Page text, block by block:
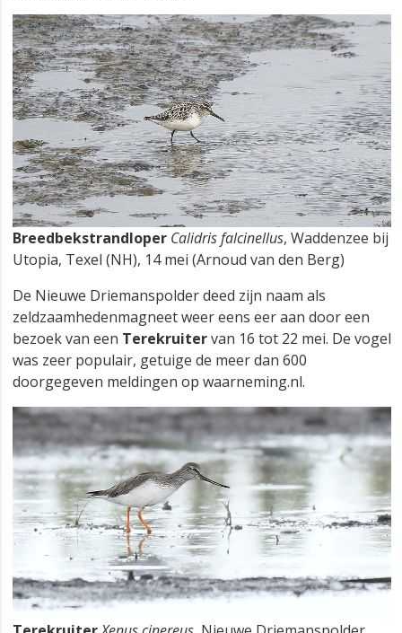
Breedbekstrandloper Calidris falcinellus, Waddenzee bij
Utopia, Texel (NH), 14 mei (Arnoud van den Berg)
De Nieuwe Driemanspolder deed zijn naam als
zeldzaamhedenmagneet weer eens eer aan door een
bezoek van een Terekruitervan 16 tot 22 mei. De vogel
was zeer populair, getuige de meer dan 600
doorgegeven meldingen op waarneming.nl.